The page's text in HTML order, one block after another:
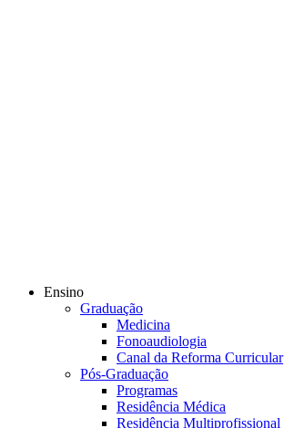
Ensino
Graduação
Medicina
Fonoaudiologia
Canal da Reforma Curricular
Pós-Graduação
Programas
Residência Médica
Residência Multiprofissional